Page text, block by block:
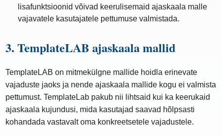
lisafunktsioonid võivad keerulisemaid ajaskaala malle
vajavatele kasutajatele pettumuse valmistada.
3. TemplateLAB ajaskaala mallid
TemplateLAB on mitmekülgne mallide hoidla erinevate
vajaduste jaoks ja nende ajaskaala mallide kogu ei valmista
pettumust. TemplateLab pakub nii lihtsaid kui ka keerukaid
ajaskaala kujundusi, mida kasutajad saavad hõlpsasti
kohandada vastavalt oma konkreetsetele vajadustele.